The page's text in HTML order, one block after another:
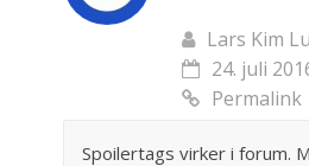
Lars Kim
24. juli
Permalink
Spoilertags virker i forum.